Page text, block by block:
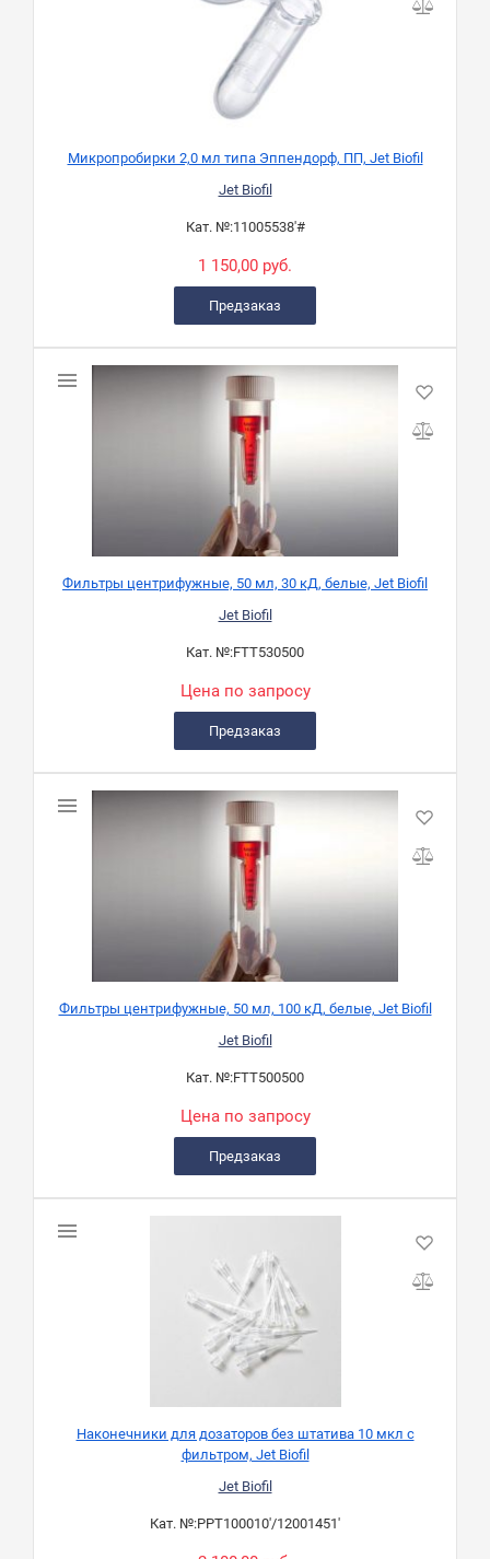
Микропробирки 2,0 мл типа Эппендорф, ПП, Jet Biofil
Jet Biofil
Кат. №:11005538'#
1 150,00 руб.
Предзаказ
Фильтры центрифужные, 50 мл, 30 кД, белые, Jet Biofil
Jet Biofil
Кат. №:FTT530500
Цена по запросу
Предзаказ
Фильтры центрифужные, 50 мл, 100 кД, белые, Jet Biofil
Jet Biofil
Кат. №:FTT500500
Цена по запросу
Предзаказ
Наконечники для дозаторов без штатива 10 мкл с
фильтром, Jet Biofil
Jet Biofil
Кат. №:PPT100010'/12001451'